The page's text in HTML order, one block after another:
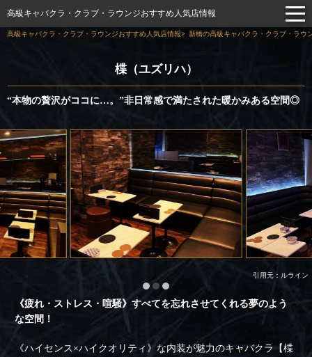
高級キャバクラ・クラブ・ラウンジおすすめ人気店情報
高級キャバクラ・クラブ・ラウンジおすすめ人気店情報 新橋の高級キャバクラ・クラブ・ラウ
楪（ユズリハ）
“本物の贅沢がココに…。”非日常感で満たされた暖かみある空間◎
引用元：ルライン
《疲れ・ストレス・喧騒》すべてを忘れさせてくれる夢のよう
な空間！
《ハイセンス×ハイクオリティ》な内装が魅力のキャバクラ【楪